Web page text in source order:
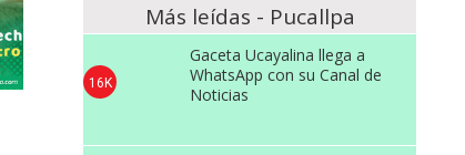
Más leídas - Pucallpa
Gaceta Ucayalina llega a
WhatsApp con su Canal de
Noticias
16K